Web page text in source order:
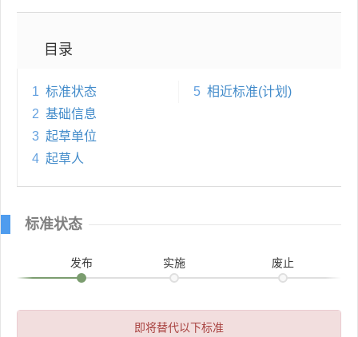
目录
1 标准状态
2 基础信息
3 起草单位
4 起草人
5 相近标准(计划)
标准状态
发布 实施 废止
即将替代以下标准